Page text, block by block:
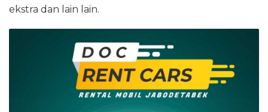
ekstra dan lain lain.